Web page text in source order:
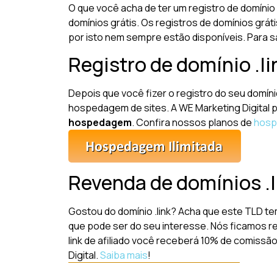
O que você acha de ter um registro de
domínios grátis. Os registros de domínios
por isto nem sempre estão disponíveis. Para
Registro de domínio
Depois que você fizer o registro do seu
hospedagem de sites. A WE Marketing Digital
hospedagem. Confira nossos planos de
Revenda de domínios
Gostou do domínio .link? Acha que este TLD
que pode ser do seu interesse. Nós ficamos
link de afiliado você receberá 10% de
Digital.Saiba mais!